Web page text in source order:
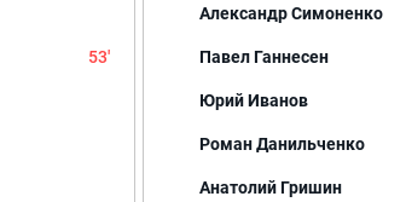
53'
Александр Симоненко
Павел Ганнесен
Юрий Иванов
Роман Данильченко
Анатолий Гришин